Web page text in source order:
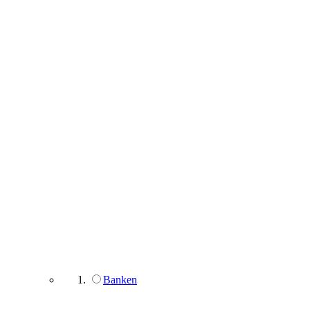
Banken